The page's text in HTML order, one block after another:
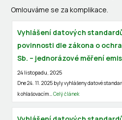
Omlouváme se za komplikace.
Vyhlášení datových
povinnosti dle zákona o
Sb. – jednorázové měření
24 listopadu, 2025
Dne 24. 11. 2025 byly vyhlášeny datové
k ohlašovacím…Celý článek